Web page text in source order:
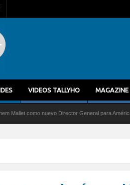
VIDEOS TALLYHO MAGAZINE
Director General para América Latina